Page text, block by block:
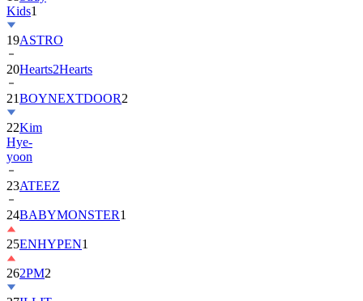
19ASTRO
20Hearts2Hearts
21BOYNEXTDOOR
22Kim
Hye-
yoon
23ATEEZ
24BABYMONSTER
25ENHYPEN1
262PM2
27ILLIT